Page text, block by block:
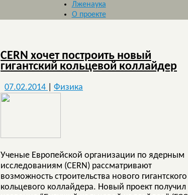
Лженаука
О проекте
CERN хочет построить новый
гигантский кольцевой коллайдер
07.02.2014 Физика
Ученые Европейской организации по ядерным
исследованиям (CERN) рассматривают
возможность строительства нового гигантского
кольцевого коллайдера. Новый проект получил